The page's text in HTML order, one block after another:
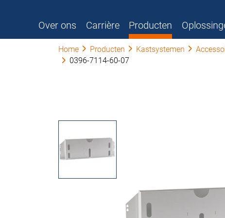
Over ons Carrière Producten
Home Producten Kastsystemen
0396-7114-60-07